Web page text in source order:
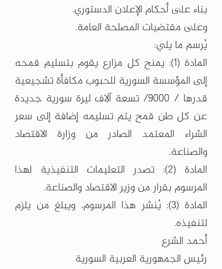
بناء على أحكام الإعلان الدستوري.
وعلى مقتضيات المصلحة العامة.
يُرسم ما يلي:
المادة (1): يمنح كل مزارع يقوم بتسليم قمحه
إلى المؤسسة السورية للحبوب مكافأة تشجيعية
قدرها / 9000/ تسعة آلاف ليرة سورية جديدة
عن كل طن قمح يتم تسليمه إضافة إلى سعر
الشراء المعتمد الصادر من وزارة الاقتصاد
والصناعة.
المادة (2): تصدر التعليمات التنفيذية لهذا
المرسوم بقرار من وزير الاقتصاد والصناعة.
المادة (3): يُنشر هذا المرسوم، ويبلغ من يلزم
لتنفيذه.
أحمد الشرع
رئيس الجمهورية العربية السورية